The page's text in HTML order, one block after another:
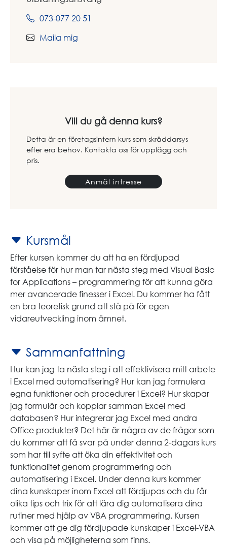
073-077 20 51
Maila mig
Vill du gå denna kurs?
Detta är en företagsintern kurs som skräddarsys
efter era behov. Kontakta oss för upplägg och
pris.
Anmäl intresse
Kursmål
Efter kursen kommer du att ha en fördjupad
förståelse för hur man tar nästa steg med Visual Basic
for Applications – programmering för att kunna göra
mer avancerade finesser i Excel. Du kommer ha fått
en bra teoretisk grund att stå på för egen
vidareutveckling inom ämnet.
Sammanfattning
Hur kan jag ta nästa steg i att effektivisera mitt arbete
i Excel med automatisering? Hur kan jag formulera
egna funktioner och procedurer i Excel? Hur skapar
jag formulär och kopplar samman Excel med
databasen? Hur integrerar jag Excel med andra
Office produkter? Det här är några av de frågor som
du kommer att få svar på under denna 2-dagars kurs
som har till syfte att öka din effektivitet och
funktionalitet genom programmering och
automatisering i Excel. Under denna kurs kommer
dina kunskaper inom Excel att fördjupas och du får
olika tips och trix för att lära dig automatisera dina
rutiner med hjälp av VBA programmering. Kursen
kommer att ge dig fördjupade kunskaper i Excel-VBA
och visa på möjligheterna som finns.